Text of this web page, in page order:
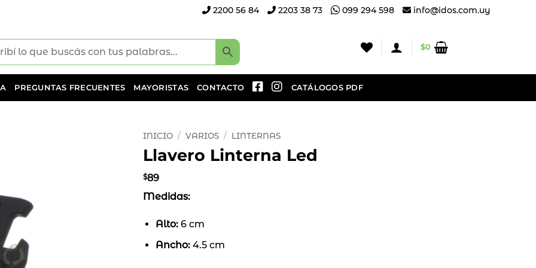
2200 56 84 2203 38 73 099 294 598 info@idos.com.uy
$0
PREGUNTAS FRECUENTES MAYORISTAS CONTACTO CATÁLOGOS PDF
INICIO / VARIOS / LINTERNAS
Llavero Linterna Led
$89
Medidas:
Alto:6 cm
Ancho:4.5 cm